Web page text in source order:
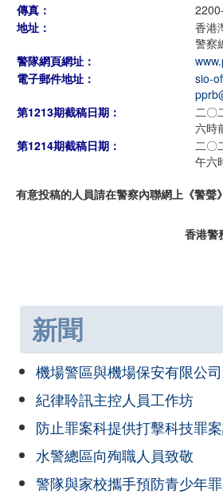
傳真：
地址：
香港
警察
警隊網頁網址：
電子郵件地址：
sio-
第1213期截稿日期：
二〇
六時
第1214期截稿日期：
二〇
午六
有意投稿的人員請在警察內聯網上《警聲
香港警
新聞
機場警區與機場保安有限公
紀律聆訊主控人員工作坊
防止罪案科提供打擊科技罪
水警總區向殉職人員致敬
警隊與家校攜手預防青少年